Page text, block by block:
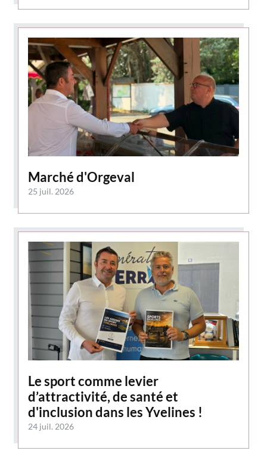
Marché d'Orgeval
25 juil. 2026
Le sport comme levier
d’attractivité, de santé et
d'inclusion dans les Yvelines !
24 juil. 2026